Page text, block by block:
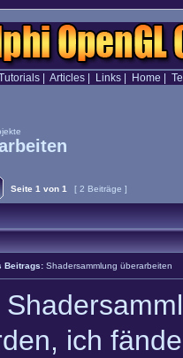
| Articles| Links| Home
Seite 1 von 1 [ 2 Beiträge ]
Beitrags: Shadersammlung überarbeiten
ich